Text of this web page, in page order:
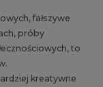
fałszywe
próby
to
kreatywne